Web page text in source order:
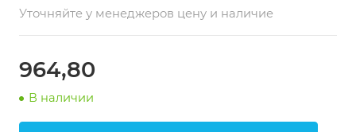
Страна-производитель: Беларусь
Способ открывания: распашной
Уточняйте у менеджеров цену и наличие
964,80
В наличии